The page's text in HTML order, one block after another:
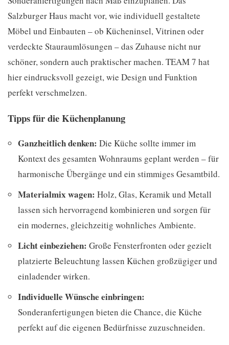
Salzburger Haus macht vor, wie individuell gestaltete
Möbel und Einbauten – ob Kücheninsel, Vitrinen oder
verdeckte Stauraumlösungen – das Zuhause nicht nur
schöner, sondern auch praktischer machen. TEAM 7 hat
hier eindrucksvoll gezeigt, wie Design und Funktion
perfekt verschmelzen.
Tipps für die Küchenplanung
Ganzheitlich denken: Die Küche sollte immer im
Kontext des gesamten Wohnraums geplant werden – für
harmonische Übergänge und ein stimmiges Gesamtbild.
Materialmix wagen: Holz, Glas, Keramik und Metall
lassen sich hervorragend kombinieren und sorgen für
ein modernes, gleichzeitig wohnliches Ambiente.
Licht einbeziehen: Große Fensterfronten oder gezielt
platzierte Beleuchtung lassen Küchen großzügiger und
einladender wirken.
Individuelle Wünsche einbringen:
Sonderanfertigungen bieten die Chance, die Küche
perfekt auf die eigenen Bedürfnisse zuzuschneiden.